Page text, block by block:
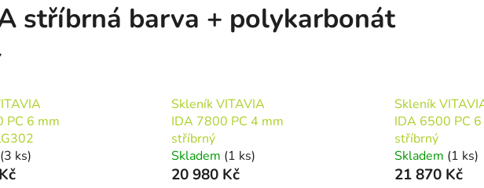
stříbrná barva + polykarbonát
PC 6 mm
(3 ks)
Skleník VITAVIA
IDA 7800 PC 4 mm
stříbrný
Skladem (1 ks)
20 980 Kč
Skleník
IDA 6500 PC
stříbrný
Skladem (1 ks)
21 870 Kč